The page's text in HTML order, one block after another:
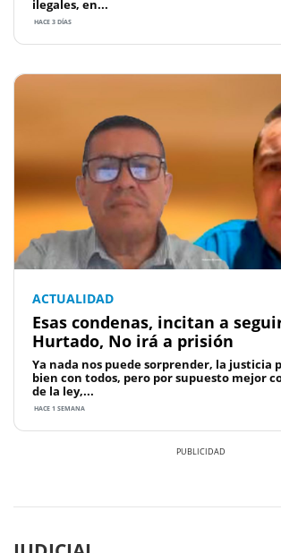
ilegales, en...
HACE 3 DÍAS
ACTUALIDAD
Esas condenas, incitan a
Hurtado, No irá a prisión
Ya nada nos puede sorprender, la justicia
bien con todos, pero por supuesto mejor
de la ley,...
HACE 1 SEMANA